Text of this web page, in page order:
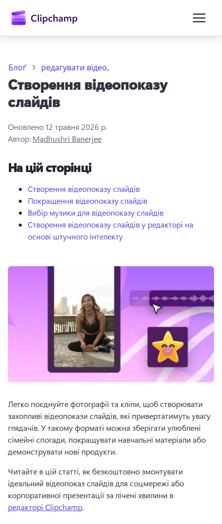
вмісту
Спробувати безкоштовно
Блоґ редагувати відео,
Створення відеопоказу
слайдів
Оновлено12 травня 2026 р.
Автор: Madhushri Banerjee
На цій сторінці
Створення відеопоказу слайдів
Покращення відеопоказу слайдів
Вибір музики для відеопоказу слайдів
Створення відеопоказу слайдів у редакторі на
основі штучного інтелекту
Легко поєднуйте фотографії та кліпи, щоб створювати
захопливі відеопокази слайдів, які привертатимуть увагу
глядачів. У такому форматі можна зберігати улюблені
сімейні спогади, покращувати навчальні матеріали або
демонструвати нові продукти.
Читайте в цій статті, як безкоштовно змонтувати
ідеальний відеопоказ слайдів для соцмережі або
корпоративної презентації за лічені хвилини в
редакторі Clipchamp.